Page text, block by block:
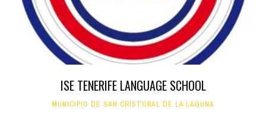
ISE TENERIFE LANGUAGE SCHOOL
MUNICIPIO DE SAN CRISTÓBAL DE LA LAGUNA